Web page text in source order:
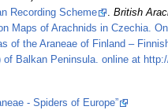
Recording Scheme British
Maps of Arachnids in Czechia.
of the Araneae of Finland –
of Balkan Peninsula. online at
- Spiders of Europe”